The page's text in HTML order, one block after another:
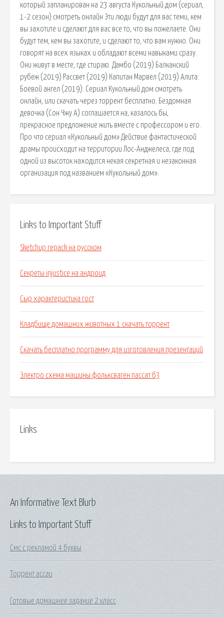
который запланирован на 23 августа Кукольный дом (сериал,
1-2 сезон) смотреть онлайн Эти люди будут для вас теми, кем
вы захотите и сделают для вас все то, что вы пожелаете. Они
будут тем, кем вы захотите, и сделают то, что вам нужно. Они
говорят на всех языках и обладают всеми навыками сразу.
Они живут в месте, где стираю. Дамбо (2019) Балканский
рубеж (2019) Рассвет (2019) Капитан Марвел (2019) Алита:
Боевой ангел (2019). Сериал Кукольный дом смотреть
онлайн, или скачать через торрент бесплатно. Бездомная
девочка (Сон Чжу А) соглашается на, казалось бы,
прекрасное предложение жить вместе с профессором и его.
Про что сериал «Кукольный дом» Действие фантастической
драмы происходит на территории Лос-Анджелеса, где под
одной из высоток находится некая секретная и незаконная
организация под названием «Кукольный дом».
Links to Important Stuff
Sketchup repack на русском
Секреты injustice на андроид
Сыр характеристика гост
Кладбище домашних животных 1 скачать торрент
Скачать бесплатно программу для изготовления презентаций
Электро схема машины фольксваген пассат б3
Links
Links to Important Stuff
Смс с рекламой 4 буквы
Торрент ассаи
Готовые домашнее задание 2 класс
An Informative Text Blurb